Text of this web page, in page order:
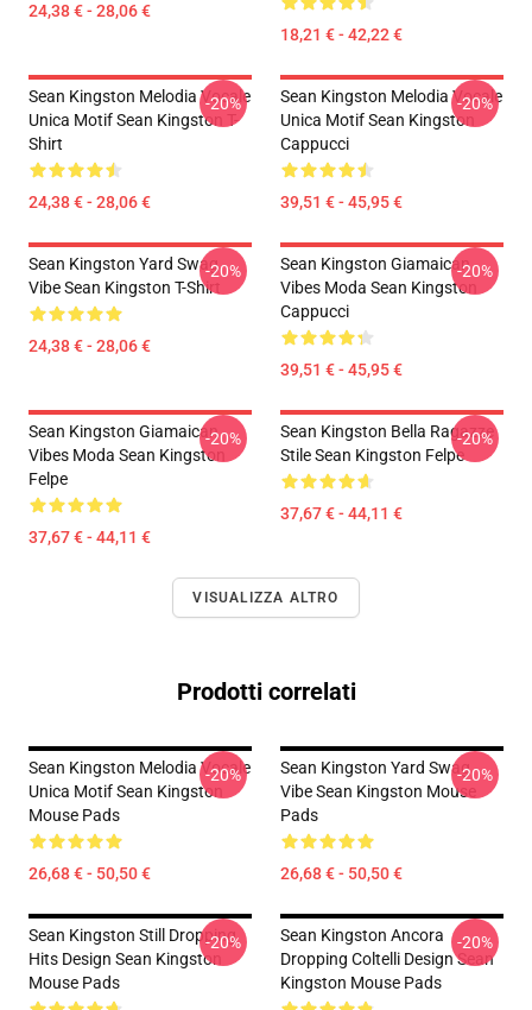
24,38 € - 28,06 €
18,21 € - 42,22 €
Sean Kingston Melodia Vocale
Unica Motif Sean Kingston T-
Shirt
24,38 € - 28,06 €
-20%
Sean Kingston Melodia Vocale
Unica Motif Sean Kingston
Cappucci
39,51 € - 45,95 €
-20%
Sean Kingston Yard Swag
Vibe Sean Kingston T-Shirt
24,38 € - 28,06 €
-20%
Sean Kingston Giamaican
Vibes Moda Sean Kingston
Cappucci
39,51 € - 45,95 €
-20%
Sean Kingston Giamaican
Vibes Moda Sean Kingston
Felpe
37,67 € - 44,11 €
-20%
Sean Kingston Bella Ragazze
Stile Sean Kingston Felpe
37,67 € - 44,11 €
-20%
VISUALIZZA ALTRO
Prodotti correlati
Sean Kingston Melodia Vocale
Unica Motif Sean Kingston
Mouse Pads
26,68 € - 50,50 €
-20%
Sean Kingston Yard Swag
Vibe Sean Kingston Mouse
Pads
26,68 € - 50,50 €
-20%
Sean Kingston Still Dropping
Hits Design Sean Kingston
Mouse Pads
-20%
Sean Kingston Ancora
Dropping Coltelli Design Sean
Kingston Mouse Pads
-20%